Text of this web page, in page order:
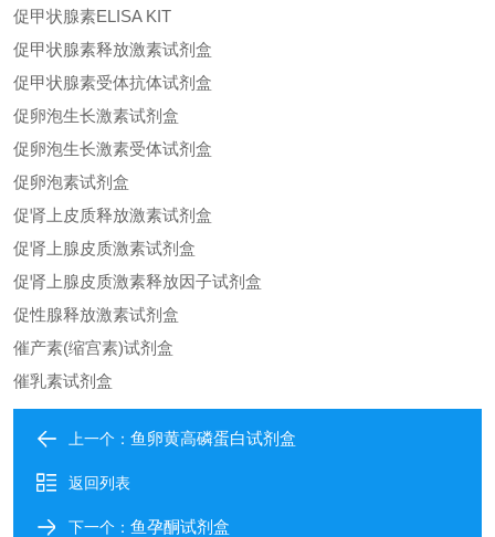
促甲状腺素ELISA KIT
促甲状腺素释放激素试剂盒
促甲状腺素受体抗体试剂盒
促卵泡生长激素试剂盒
促卵泡生长激素受体试剂盒
促卵泡素试剂盒
促肾上皮质释放激素试剂盒
促肾上腺皮质激素试剂盒
促肾上腺皮质激素释放因子试剂盒
促性腺释放激素试剂盒
催产素(缩宫素)试剂盒
催乳素试剂盒
上一个： 鱼卵黄高磷蛋白试剂盒​
返回列表
下一个： 鱼孕酮试剂盒